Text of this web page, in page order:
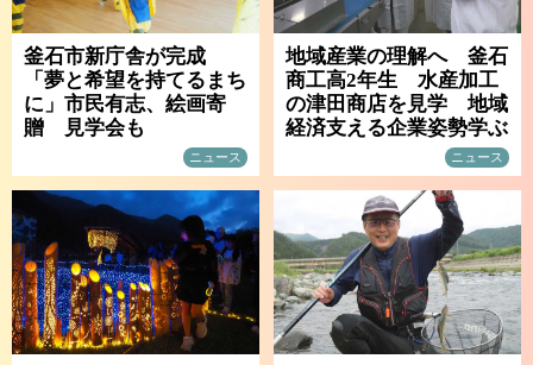
釜石市新庁舎が完成
「夢と希望を持てるまち
に」市民有志、絵画寄
贈 見学会も
ニュース
地域産業の理解へ 釜石
商工高2年生 水産加工
の津田商店を見学 地域
経済支える企業姿勢学ぶ
ニュース